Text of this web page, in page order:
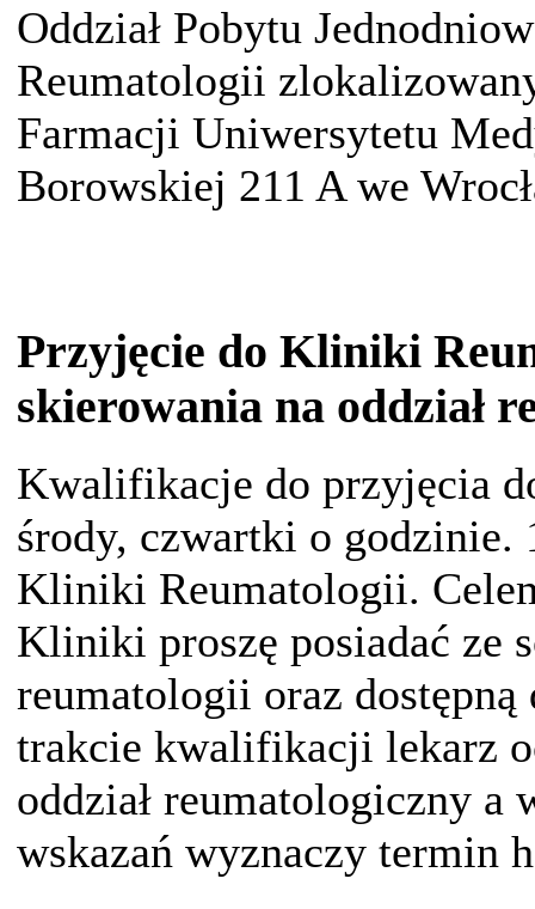
Oddział Pobytu
Reumatologii
Farmacji Uniwersytetu
Borowskiej 211 A we
Przyjęcie do Kliniki
skierowania na oddział
Kwalifikacje do przyjęcia
środy, czwartki o
Kliniki Reumatologii.
Kliniki proszę posiadać ze
reumatologii oraz
trakcie kwalifikacji lekarz
oddział reumatologiczny a
wskazań wyznaczy termin